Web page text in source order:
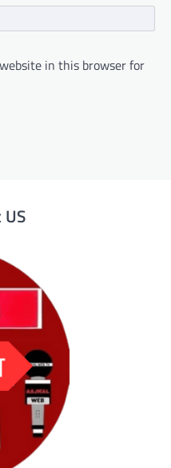
in this browser for